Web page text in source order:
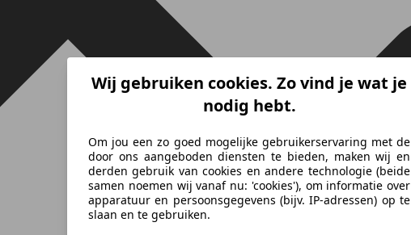
Wij gebruiken cookies. Zo vind je wat je
nodig hebt.
Om jou een zo goed mogelijke gebruikerservaring met de
door ons aangeboden diensten te bieden, maken wij en
derden gebruik van cookies en andere technologie (beide
samen noemen wij vanaf nu: 'cookies'), om informatie over
apparatuur en persoonsgegevens (bijv. IP-adressen) op te
slaan en te gebruiken.